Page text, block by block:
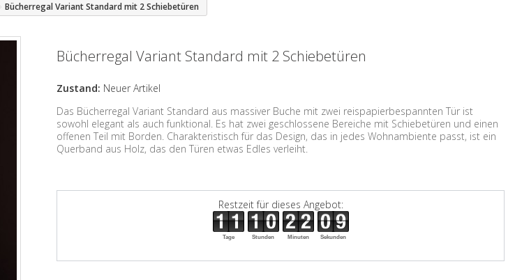
Bücherregal Variant Standard mit 2 Schiebetüren
Bücherregal Variant Standard mit 2 Schiebetüren
Zustand: Neuer Artikel
Das Bücherregal Variant Standard aus massiver Buche mit zwei reispapierbespannten Tür ist
sowohl elegant als auch funktional. Es hat zwei geschlossene Bereiche mit Schiebetüren und einen
offenen Teil mit Borden. Charakteristisch für das Design, das in jedes Wohnambiente passt, ist ein
Querband aus Holz, das den Türen etwas Edles verleiht.
Restzeit für dieses Angebot:
Tage Stunden Minuten Sekunden